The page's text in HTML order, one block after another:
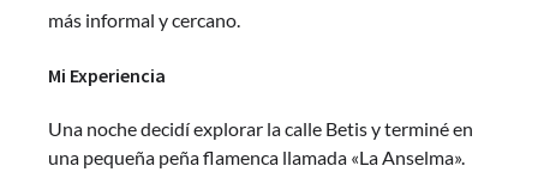
más informal y cercano.
Mi Experiencia
Una noche decidí explorar la calle Betis y terminé en
una pequeña peña flamenca llamada «La Anselma».